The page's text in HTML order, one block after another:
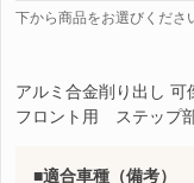
下から商品をお選びくださ
アルミ合金削り出し 可
フロント用 ステップ
適合車種（備考）